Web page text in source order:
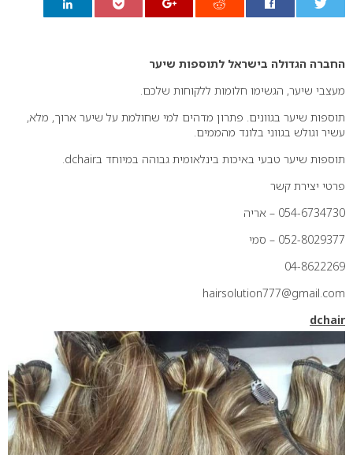
החברה הגדולה בישראל לתוספות שיער
מעצבי שיער, הגשימו חלומות ללקוחות שלכם.
תוספות שיער בגוונים. פתרון מדהים למי שחולמת על שיער ארוך, מלא,
עשיר וגולש בגווני בלונד מהממים.
תוספות שיער טבעי באיכות בינלאומית גבוהה במיוחד בdchair.
פרטי יצירת קשר
054-6734730 – אריה
052-8029377 – סמי
04-8622269
hairsolution777@gmail.com
dchair